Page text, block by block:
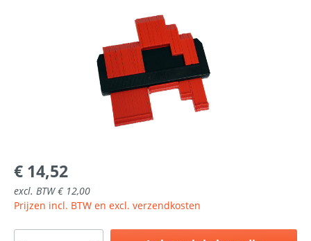
€ 14,52
excl. BTW € 12,00
Prijzen incl. BTW en excl. verzendkosten